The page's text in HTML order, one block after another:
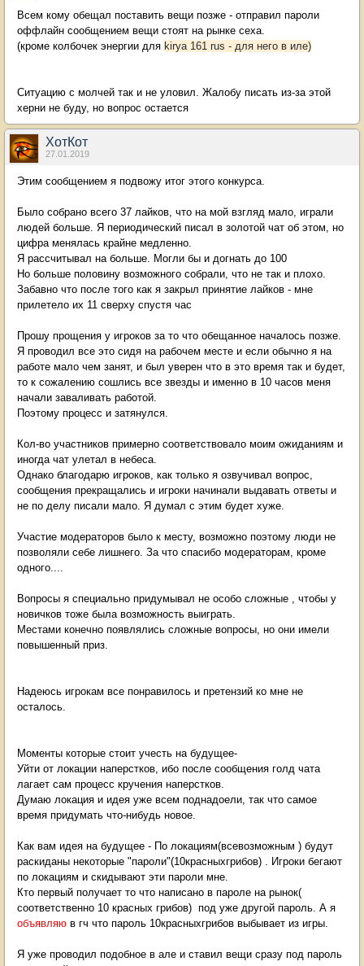
Всем кому обещал поставить вещи позже - отправил пароли
оффлайн сообщением вещи стоят на рынке сеха.
(кроме колбочек энергии для kirya 161 rus - для него в иле)
Ситуацию с молчей так и не уловил. Жалобу писать из-за этой
херни не буду, но вопрос остается
ХотКот
27.01.2019
Этим сообщением я подвожу итог этого конкурса.
Было собрано всего 37 лайков, что на мой взгляд мало, играли
людей больше. Я периодический писал в золотой чат об этом, но
цифра менялась крайне медленно.
Я рассчитывал на больше. Могли бы и догнать до 100
Но больше половину возможного собрали, что не так и плохо.
Забавно что после того как я закрыл принятие лайков - мне
прилетело их 11 сверху спустя час
Прошу прощения у игроков за то что обещанное началось позже.
Я проводил все это сидя на рабочем месте и если обычно я на
работе мало чем занят, и был уверен что в это время так и будет,
то к сожалению сошлись все звезды и именно в 10 часов меня
начали заваливать работой.
Поэтому процесс и затянулся.
Кол-во участников примерно соответствовало моим ожиданиям и
иногда чат улетал в небеса.
Однако благодарю игроков, как только я озвучивал вопрос,
сообщения прекращались и игроки начинали выдавать ответы и
не по делу писали мало. Я думал с этим будет хуже.
Участие модераторов было к месту, возможно поэтому люди не
позволяли себе лишнего. За что спасибо модераторам, кроме
одного....
Вопросы я специально придумывал не особо сложные , чтобы у
новичков тоже была возможность выиграть.
Местами конечно появлялись сложные вопросы, но они имели
повышенный приз.
Надеюсь игрокам все понравилось и претензий ко мне не
осталось.
Моменты которые стоит учесть на будущее-
Уйти от локации наперстков, ибо после сообщения голд чата
лагает сам процесс кручения наперстков.
Думаю локация и идея уже всем поднадоели, так что самое
время придумать что-нибудь новое.
Как вам идея на будущее - По локациям(всевозможным ) будут
раскиданы некоторые "пароли"(10красныхгрибов) . Игроки бегают
по локациям и скидывают эти пароли мне.
Кто первый получает то что написано в пароле на рынок(
соответственно 10 красных грибов) под уже другой пароль. А я
объявляю в гч что пароль 10красныхгрибов выбывает из игры.
Я уже проводил подобное в але и ставил вещи сразу под пароль